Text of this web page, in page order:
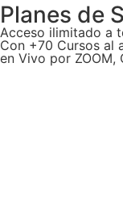
Planes de
Acceso ilimitado a
Con +70 Cursos al
en Vivo por